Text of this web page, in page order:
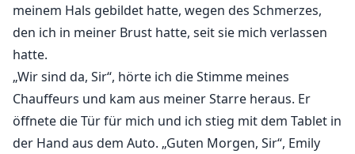
meinem Hals gebildet hatte, wegen des Schmerzes,
den ich in meiner Brust hatte, seit sie mich verlassen
hatte.
„Wir sind da, Sir“, hörte ich die Stimme meines
Chauffeurs und kam aus meiner Starre heraus. Er
öffnete die Tür für mich und ich stieg mit dem Tablet in
der Hand aus dem Auto. „Guten Morgen, Sir“, Emily